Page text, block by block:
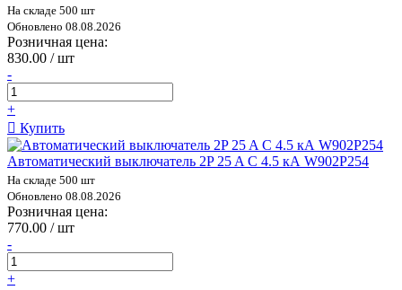
На складе 500 шт
Обновлено 08.08.2026
Розничная цена:
830.00 / шт
-
+
Купить
Автоматический выключатель 2P 25 A C 4.5 кА W902P254
На складе 500 шт
Обновлено 08.08.2026
Розничная цена:
770.00 / шт
-
+